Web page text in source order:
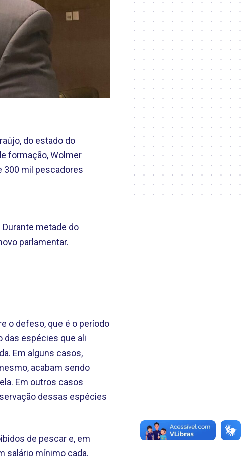
do estado do
formação, Wolmer
300 mil pescadores
metade do
parlamentar.
o defeso, que é o período
das espécies que ali
Em alguns casos,
acabam sendo
Em outros casos
dessas espécies
de pescar e, em
salário mínimo cada.